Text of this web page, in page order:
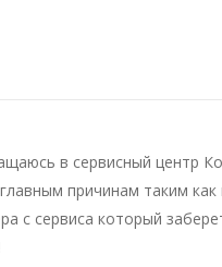
в сервисный центр
причинам таким
с сервиса который